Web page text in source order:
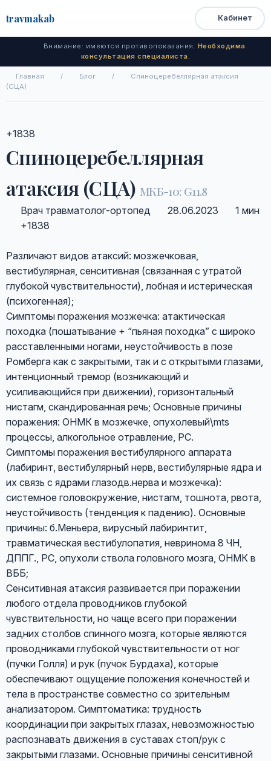
travmakab
Открыть
меню
Быстрый
доступ
Кабинет
Внимание: имеются противопоказания. Необходима
консультация специалиста.
Главная / Блог /
Спиноцеребеллярная атаксия
(СЦА)
+1838
Спиноцеребеллярная
атаксия (СЦА) МКБ-10: G11.8
Врач травматолог-ортопед 28.06.2023
1 мин
+1838
Различают видов атаксий: мозжечковая,
вестибулярная, сенситивная (связанная с утратой
глубокой чувствительности), лобная и истерическая
(психогенная);
Симптомы поражения мозжечка: атактическая
походка (пошатывание + “пьяная походка” с широко
расставленными ногами, неустойчивость в позе
Ромберга как с закрытыми, так и с открытыми глазами,
интенционный тремор (возникающий и
усиливающийся при движении), горизонтальный
нистагм, скандированная речь; Основные причины
поражения: ОНМК в мозжечке, опухолевый\mts
процессы, алкогольное отравление, РС.
Симптомы поражения вестибулярного аппарата
(лабиринт, вестибулярный нерв, вестибулярные ядра и
их связь с ядрами глазодв.нерва и мозжечка):
системное головокружение, нистагм, тошнота, рвота,
неустойчивость (тенденция к падению). Основные
причины: б.Меньера, вирусный лабиринтит,
травматическая вестибулопатия, невринома 8 ЧН,
ДППГ., РС, опухоли ствола головного мозга, ОНМК в
ВББ;
Сенситивная атаксия развивается при поражении
любого отдела проводников глубокой
чувствительности, но чаще всего при поражении
задних столбов спинного мозга, которые являются
проводниками глубокой чувствительности от ног
(пучки Голля) и рук (пучок Бурдаха), которые
обеспечивают ощущение положения конечностей и
тела в пространстве совместно со зрительным
анализатором. Симптоматика: трудность
координации при закрытых глазах, невозможностью
распознавать движения в суставах стоп/рук с
закрытыми глазами. Основные причины сенситивной